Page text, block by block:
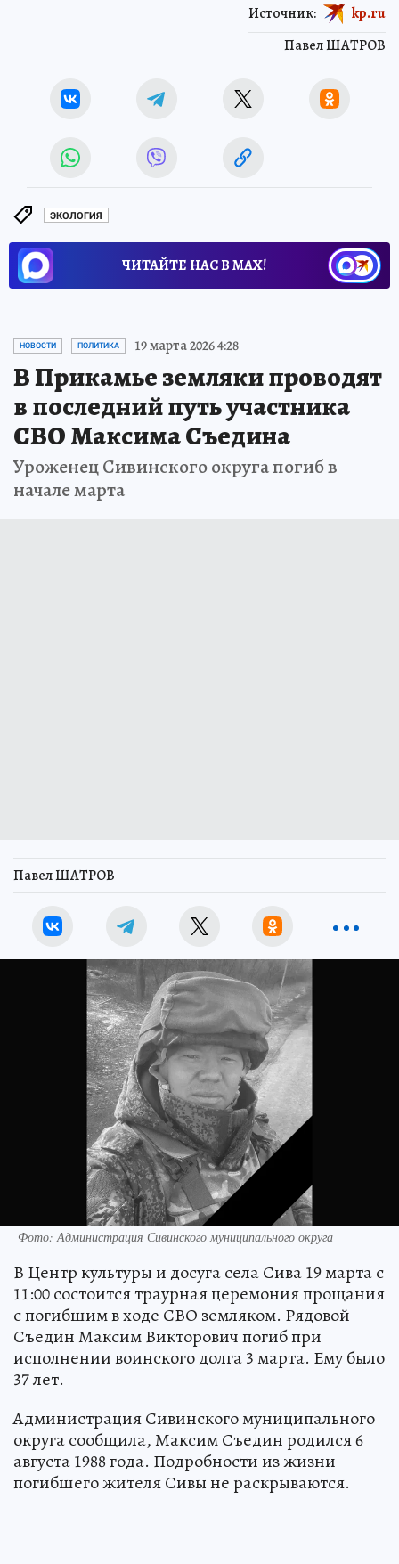
Павел ШАТРОВ
Источник: kp.ru
ЭКОЛОГИЯ
ЧИТАЙТЕ НАС В МАХ!
НОВОСТИ ПОЛИТИКА 19 марта 2026 4:28
В Прикамье земляки проводят
в последний путь участника
СВО Максима Съедина
Уроженец Сивинского округа погиб в
начале марта
Павел ШАТРОВ
Фото: Администрация Сивинского муниципального округа
В Центр культуры и досуга села Сива 19 марта с
11:00 состоится траурная церемония прощания
с погибшим в ходе СВО земляком. Рядовой
Съедин Максим Викторович погиб при
исполнении воинского долга 3 марта. Ему было
37 лет.
Администрация Сивинского муниципального
округа сообщила, Максим Съедин родился 6
августа 1988 года. Подробности из жизни
погибшего жителя Сивы не раскрываются.